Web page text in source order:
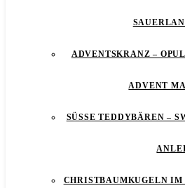
ADVENTSKRANZ –
ADVENT
SÜSSE TEDDYBÄREN –
CHRISTBAUMKUGELN